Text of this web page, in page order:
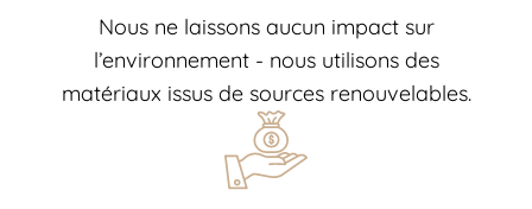
Nous ne laissons aucun impact sur
l’environnement - nous utilisons des
matériaux issus de sources renouvelables.